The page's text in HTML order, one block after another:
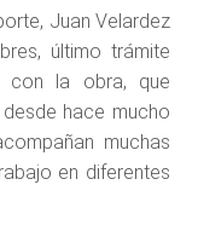
Juan Velardez
último trámite
con la obra, que
hace mucho
muchas
en diferentes